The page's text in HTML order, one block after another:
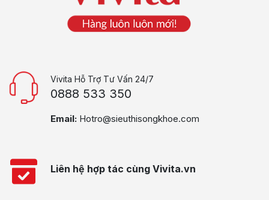
Vivita Hỗ Trợ Tư Vấn 24/7
0888 533 350
Email: Hotro@sieuthisongkhoe.com
Liên hệ hợp tác cùng Vivita.vn